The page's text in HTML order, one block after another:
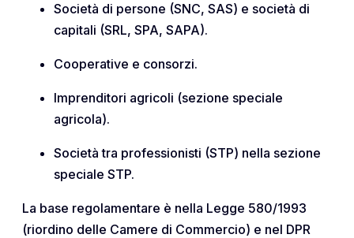
Società di persone (SNC, SAS) e società di
capitali (SRL, SPA, SAPA).
Cooperative e consorzi.
Imprenditori agricoli (sezione speciale
agricola).
Società tra professionisti (STP) nella sezione
speciale STP.
La base regolamentare è nella Legge 580/1993
(riordino delle Camere di Commercio) e nel DPR